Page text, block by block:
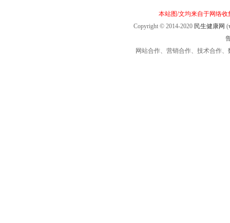
本站图/文均来自于网络
Copyright © 2014-2020 民生健康网 (
网站合作、营销合作、技术合作